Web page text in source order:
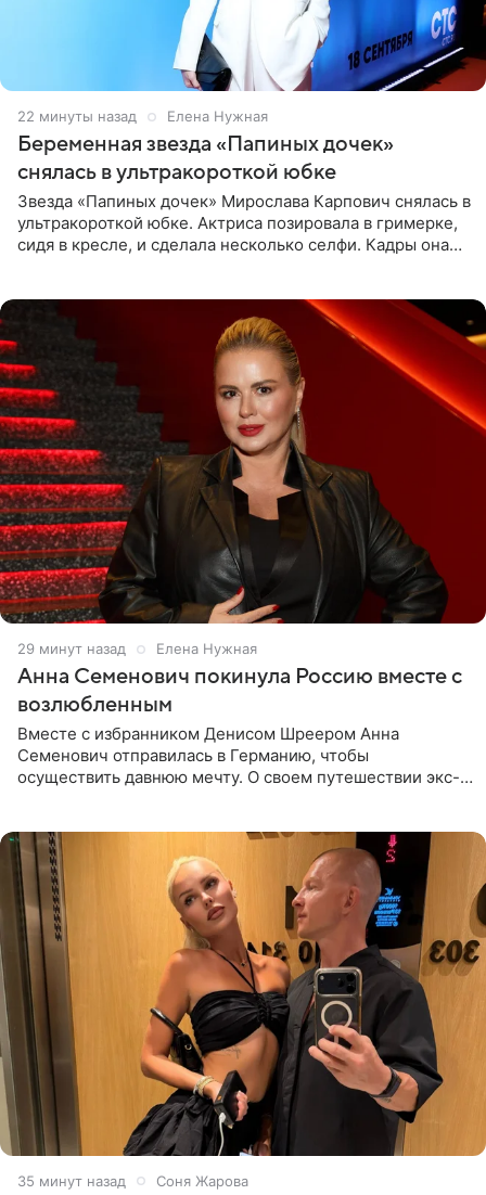
23 минуты назад Елена Нужная
Беременная звезда «Папиных дочек»
снялась в ультракороткой юбке
Звезда «Папиных дочек» Мирослава Карпович снялась в
ультракороткой юбке. Актриса позировала в гримерке,
сидя в кресле, и сделала несколько селфи. Кадры она
30 минут назад Елена Нужная
Анна Семенович покинула Россию вместе с
возлюбленным
Вместе с избранником Денисом Шреером Анна
Семенович отправилась в Германию, чтобы
осуществить давнюю мечту. О своем путешествии экс-
36 минут назад Соня Жарова